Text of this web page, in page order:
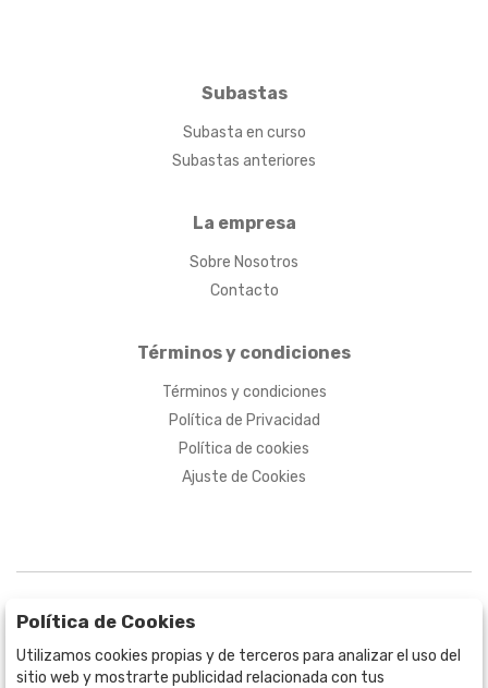
Subastas
Subasta en curso
Subastas anteriores
La empresa
Sobre Nosotros
Contacto
Términos y condiciones
Términos y condiciones
Política de Privacidad
Política de cookies
Ajuste de Cookies
Política de Cookies
Utilizamos cookies propias y de terceros para analizar el uso del
sitio web y mostrarte publicidad relacionada con tus